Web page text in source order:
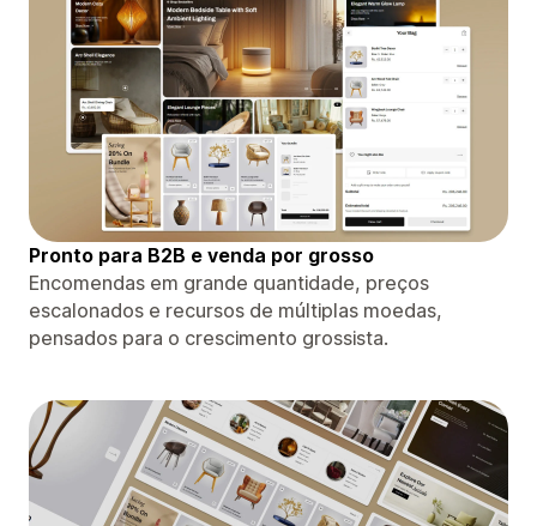
Pronto para B2B e venda por grosso
Encomendas em grande quantidade, preços
escalonados e recursos de múltiplas moedas,
pensados ​​para o crescimento grossista.